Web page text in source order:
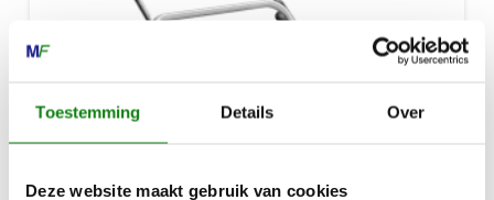
Toestemming Details Over
Deze website maakt gebruik van cookies